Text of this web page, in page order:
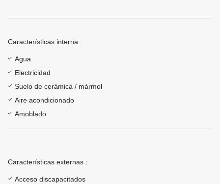
Características interna :
Agua
Electricidad
Suelo de cerámica / mármol
Aire acondicionado
Amoblado
Características externas :
Acceso discapacitados